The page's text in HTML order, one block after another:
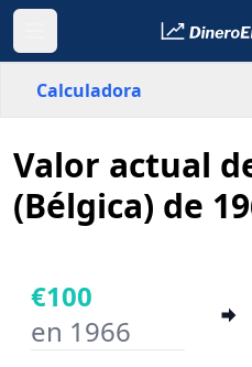
Calculadora
Bélgica
País
Año inicial
Valor actual
(Bélgica) de
€100
en 1966